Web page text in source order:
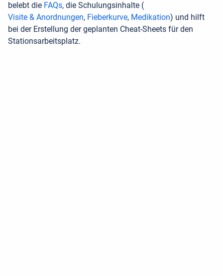
belebt die FAQs, die Schulungsinhalte (
Visite & Anordnungen, Fieberkurve, Medikation) und hilft
bei der Erstellung der geplanten Cheat-Sheets für den
Stationsarbeitsplatz.